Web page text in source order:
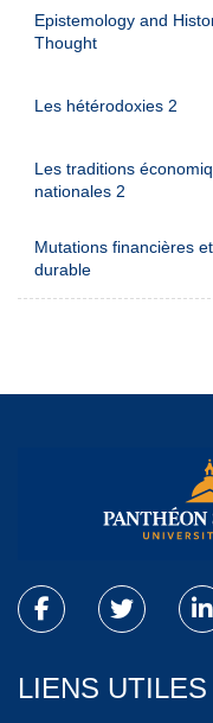
Epistemology and
Thought
Les hétérodoxies 2
Les traditions
nationales 2
Mutations financières
durable
LIENS UTILES